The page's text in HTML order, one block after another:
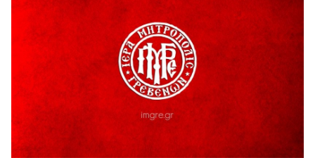
Γρεβενά: Συνελήφθη 18χρονος αλλοδαπός, για κλοπή
εξοπλισμού γυμναστηρίου
ΑΗ ΛΑΟΣ | 5 Αυγούστου | Υπαίθριο Θέατρο “Καστράκι”,
5 Αυγούστου 2026
41η Γιορτή Κρασιού στο Τρίκωμο – «Γιορτή Παράδοσης»
5 Αυγούστου 2026